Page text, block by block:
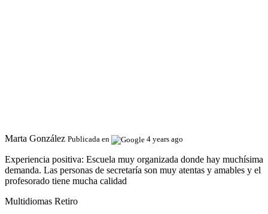
Marta González Publicada en 4 years ago
Experiencia positiva: Escuela muy organizada donde hay muchísima
demanda. Las personas de secretaría son muy atentas y amables y el
profesorado tiene mucha calidad
Multidiomas Retiro